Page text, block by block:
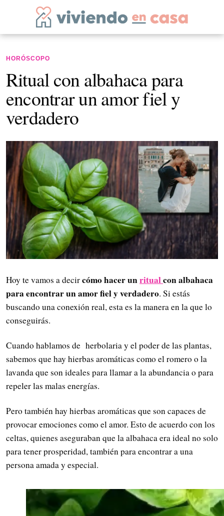
HORÓSCOPO
Ritual con albahaca para
encontrar un amor fiel y
verdadero
Hoy te vamos a decircómo hacer unritualcon albahaca
para encontrar un amor fiel y verdadero. Si estás
buscando una conexión real, esta es la manera en la que lo
conseguirás.
Cuando hablamos de herbolaria y el poder de las plantas,
sabemos que hay hierbas aromáticas como el romero o la
lavanda que son ideales para llamar a la abundancia o para
repeler las malas energías.
Pero también hay hierbas aromáticas que son capaces de
provocar emociones como el amor. Esto de acuerdo con los
celtas, quienes aseguraban que la albahaca era ideal no solo
para tener prosperidad, también para encontrar a una
persona amada y especial.